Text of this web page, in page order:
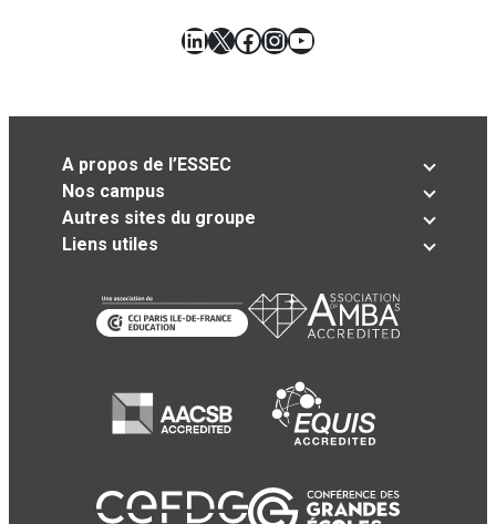
LinkedIn
X Facebook
Instagram
YouTube
A propos de l’ESSEC
Nos campus
Autres sites du groupe
Liens utiles